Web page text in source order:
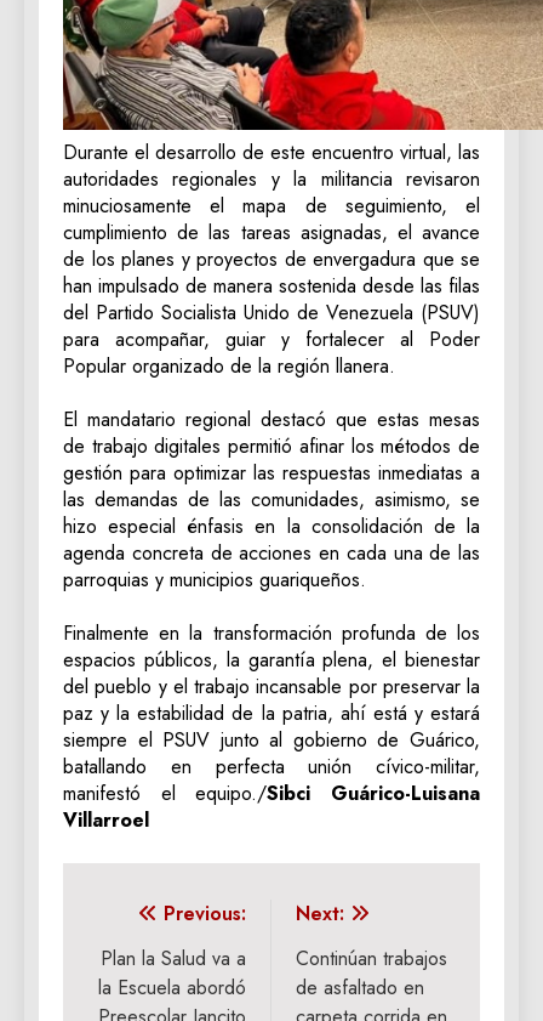
‎Durante el desarrollo de este encuentro virtual, las
autoridades regionales y la militancia revisaron
minuciosamente el mapa de seguimiento, el
cumplimiento de las tareas asignadas, el avance
de los planes y proyectos de envergadura que se
han impulsado de manera sostenida desde las filas
del Partido Socialista Unido de Venezuela (PSUV)
para acompañar, guiar y fortalecer al Poder
Popular organizado de la región llanera.
‎El mandatario regional destacó que estas mesas
de trabajo digitales permitió afinar los métodos de
gestión para optimizar las respuestas inmediatas a
las demandas de las comunidades, asimismo, se
hizo especial énfasis en la consolidación de la
agenda concreta de acciones en cada una de las
parroquias y municipios guariqueños.
‎Finalmente en la transformación profunda de los
espacios públicos, la garantía plena, el bienestar
del pueblo y el trabajo incansable por preservar la
paz y la estabilidad de la patria, ahí está y estará
siempre el PSUV junto al gobierno de Guárico,
batallando en perfecta unión cívico-militar,
manifestó el equipo./Sibci Guárico-Luisana
Villarroel
Navegación
de
entradas
Previous:
Plan la Salud va a
la Escuela abordó
Next:
Continúan trabajos
de asfaltado en